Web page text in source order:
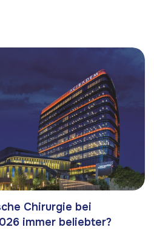
Chirurgie bei
immer beliebter?